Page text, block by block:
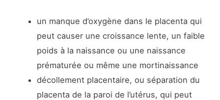
un manque d’oxygène dans le placenta qui
peut causer une croissance lente, un faible
poids à la naissance ou une naissance
prématurée ou même une mortinaissance
décollement placentaire, ou séparation du
placenta de la paroi de l’utérus, qui peut